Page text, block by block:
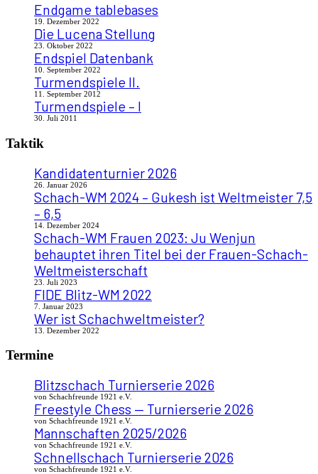
Endgame tablebases
19. Dezember 2022
Die Lucena Stellung
23. Oktober 2022
Endspiel Datenbank
10. September 2022
Turmendspiele II.
11. September 2012
Turmendspiele – I
30. Juli 2011
Taktik
Kandidatenturnier 2026
26. Januar 2026
Schach-WM 2024 – Gukesh ist Weltmeister 7,5
– 6,5
14. Dezember 2024
Schach-WM Frauen 2023: Ju Wenjun
behauptet ihren Titel bei der Frauen-Schach-
Weltmeisterschaft
23. Juli 2023
FIDE Blitz-WM 2022
7. Januar 2023
Wer ist Schachweltmeister?
13. Dezember 2022
Termine
Blitzschach Turnierserie 2026
von Schachfreunde 1921 e.V.
Freestyle Chess — Turnierserie 2026
von Schachfreunde 1921 e.V.
Mannschaften 2025/2026
von Schachfreunde 1921 e.V.
Schnellschach Turnierserie 2026
von Schachfreunde 1921 e.V.